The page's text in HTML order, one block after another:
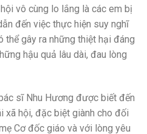
vô cùng lo lắng là các em bị
đến việc thực hiện suy nghĩ
thể gây ra những thiệt hại đáng
hậu quả lâu dài, đau lòng
sĩ Nhu Hương được biết đến
xã hội, đặc biệt giành cho đối
Cơ đốc giáo và với lòng yêu